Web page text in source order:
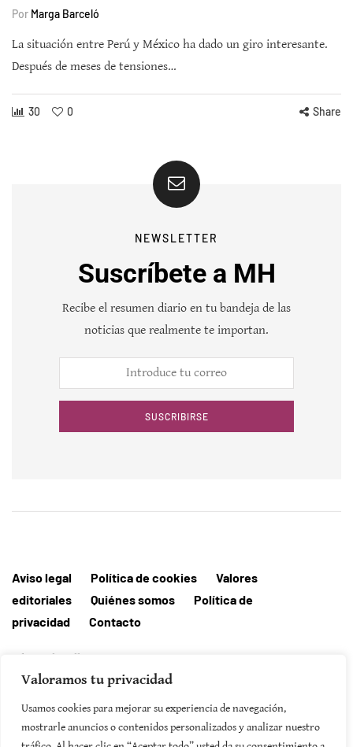
Valoramos tu privacidad
Usamos cookies para mejorar su experiencia de navegación,
mostrarle anuncios o contenidos personalizados y analizar nuestro
Por Marga Barceló
La situación entre Perú y México ha dado un giro interesante.
Después de meses de tensiones…
30 0 Share
NEWSLETTER
Suscríbete a MH
Recibe el resumen diario en tu bandeja de las
noticias que realmente te importan.
SUSCRIBIRSE
Aviso legal Política de cookies
Valores
editoriales
Quiénes somos
Política de
privacidad
Contacto
Editorial MallorcaHora